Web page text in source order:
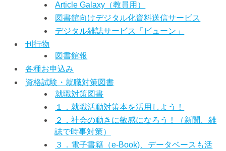
Article Galaxy（教員用）
図書館向けデジタル化資料送信サービス
デジタル雑誌サービス「ビューン」
刊行物
図書館報
各種お申込み
資格試験・就職対策図書
就職対策図書
１．就職活動対策本を活用しよう！
２．社会の動きに敏感になろう！（新聞、雑
誌で時事対策）
３．電子書籍（e-Book)、データベースも活